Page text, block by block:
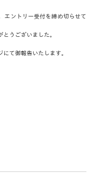
エントリー受付を締め切らせて
うございました。
て御報告いたします。